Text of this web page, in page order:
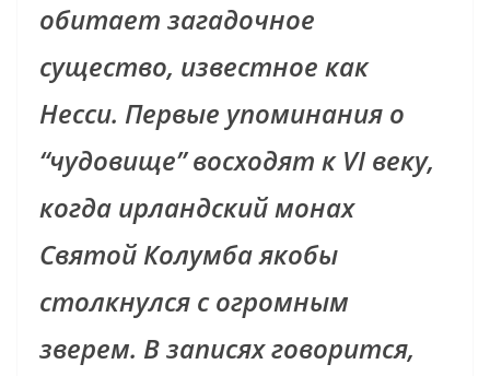
обитает загадочное
существо, известное как
Несси. Первые упоминания о
“чудовище” восходят к VI веку,
когда ирландский монах
Святой Колумба якобы
столкнулся с огромным
зверем. В записях говорится,